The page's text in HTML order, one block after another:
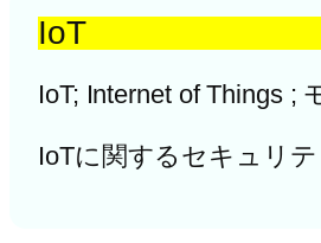
IoT
IoT; Internet of Things
IoTに関するセキュリ